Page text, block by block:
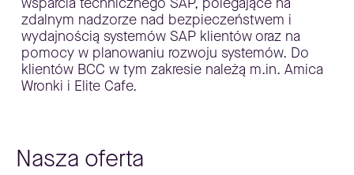
zdalnym nadzorze nad bezpieczeństwem i
wydajnością systemów SAP klientów oraz na
pomocy w planowaniu rozwoju systemów. Do
klientów BCC w tym zakresie należą m.in. Amica
Wronki i Elite Cafe.
Nasza oferta